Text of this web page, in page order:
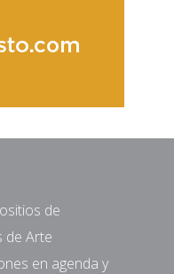
de
de Arte
en agenda y